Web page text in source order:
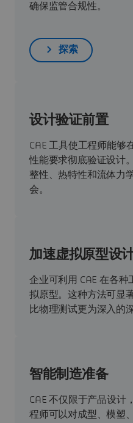
确保监管合规性。
探索
设计验证前置
CAE 工具使工程师能够
性能要求彻底验证设计
整性、热特性和流体力
会。
加速虚拟原型设
企业可利用 CAE 在各
拟原型。这种方法可显
比物理测试更为深入的
智能制造准备
CAE 不仅限于产品设计
程师可以对成型、模塑